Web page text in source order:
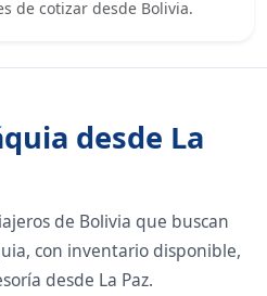
de cotizar desde Bolivia.
desde La
de Bolivia que buscan
con inventario disponible,
desde La Paz.